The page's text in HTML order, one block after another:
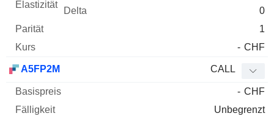
0
1
- CHF
A5FP2M CALL
- CHF
Unbegrenzt